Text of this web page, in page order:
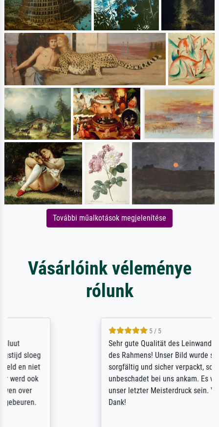
További műalkotások megjelenítése
Vásárlóink véleménye
rólunk
Sehr gute Qualität des Leinwanddrucks und
des Rahmens! Unser Bild wurde sehr
sorgfältig und sicher verpackt, so dass es
unbeschadet bei uns ankam. Es wird nicht
unser letzter Meisterdruck sein. Vielen